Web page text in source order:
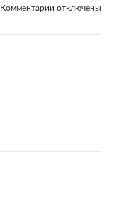
Комментарии отключены